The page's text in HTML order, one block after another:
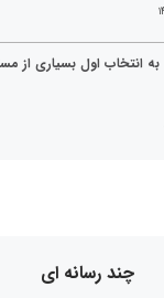
به انتخاب اول بسیاری از
چند رسانه ای